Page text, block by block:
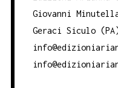
Giovanni
Geraci Siculo